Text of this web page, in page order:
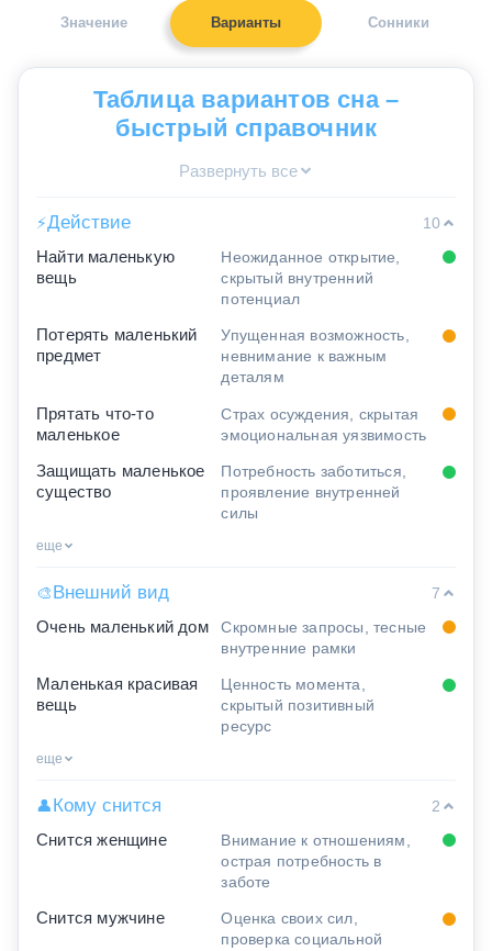
Значение Варианты Сонники
Таблица вариантов сна –
быстрый справочник
Развернуть все
⚡Действие
10
Найти маленькую
вещь
Неожиданное открытие,
скрытый внутренний
потенциал
Потерять маленький
предмет
Упущенная возможность,
невнимание к важным
деталям
Прятать что-то
маленькое
Страх осуждения, скрытая
эмоциональная уязвимость
Защищать маленькое
существо
Потребность заботиться,
проявление внутренней
силы
еще
🎨Внешний вид
7
Очень маленький дом
Скромные запросы, тесные
внутренние рамки
Маленькая красивая
вещь
Ценность момента,
скрытый позитивный
ресурс
еще
👤Кому снится
2
Снится женщине
Внимание к отношениям,
острая потребность в
заботе
Снится мужчине
Оценка своих сил,
проверка социальной